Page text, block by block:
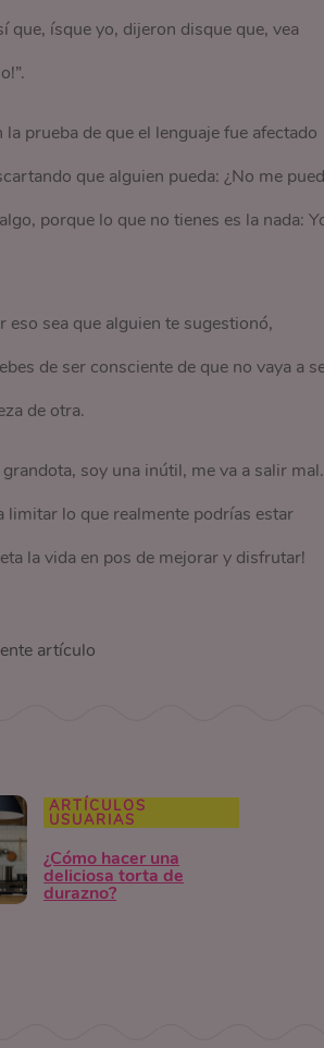
que, ísque yo, dijeron disque que, vea
prueba de que el lenguaje fue afectado
que alguien pueda: ¿No me
porque lo que no tienes es la nada:
eso sea que alguien te sugestionó,
de ser consciente de que no vaya a
de otra.
soy una inútil, me va a salir mal.
limitar lo que realmente podrías estar
la vida en pos de mejorar y disfrutar!
artículo
ARTÍCULOS
USUARIAS
¿Cómo hacer una
deliciosa torta de
durazno?